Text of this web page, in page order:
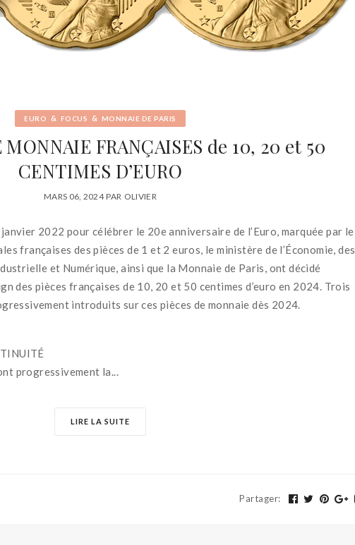
EURO & FOCUS & MONNAIE DE PARIS
MONNAIE FRANÇAISES de 10, 20 et 50
CENTIMES D’EURO
MARS 06, 2024 PAR OLIVIER
2022 pour célébrer le 20e anniversaire de l’Euro, marquée par le
françaises des pièces de 1 et 2 euros, le ministère de l’Économie, des
et Numérique, ainsi que la Monnaie de Paris, ont décidé
des pièces françaises de 10, 20 et 50 centimes d’euro en 2024. Trois
introduits sur ces pièces de monnaie dès 2024.
progressivement la...
LIRE LA SUITE
Partager: